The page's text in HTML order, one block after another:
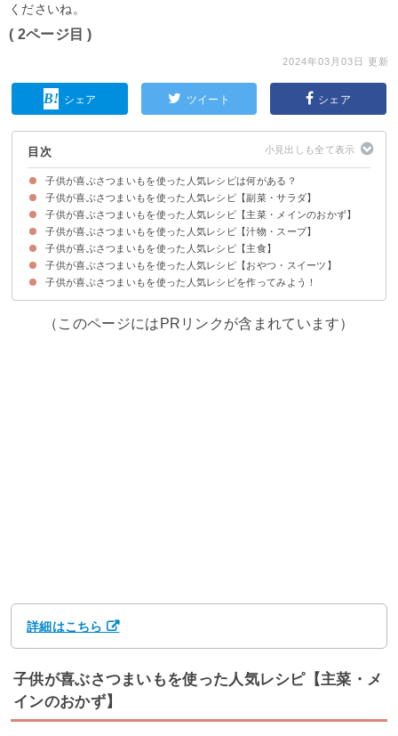
くださいね。
( 2ページ目 )
2024年03月03日 更新
シェア ツイート シェア
目次
子供が喜ぶさつまいもを使った人気レシピは何がある？
子供が喜ぶさつまいもを使った人気レシピ【副菜・サラダ】
①さつまいもとクリームチーズのサラダ
②豚肉とさつまいものきんぴら
③さつまいもの甘煮
④かぼちゃとさつまいものマヨサラダ
子供が喜ぶさつまいもを使った人気レシピ【主菜・メインのおかず】
①さつまいもとれんこんのごまドレ炒め
②さつまいものコロッケ
③さつまいもと鶏肉の照り焼き
④さつまいもと豚こまの甘辛炒め
子供が喜ぶさつまいもを使った人気レシピ【汁物・スープ】
①簡単に作れるさつまいものポタージュ
②具沢山な豆乳スープ
③さつまいもの味噌汁
④さつまいものコンソメスープ
⑤シーチキンとさつまいもの味噌汁
子供が喜ぶさつまいもを使った人気レシピ【主食】
①さつまいもご飯
②さつまいものクリームパスタ
③さつまいもの洋風炊き込みご飯
④さつまいものクリームドリア
子供が喜ぶさつまいもを使った人気レシピ【おやつ・スイーツ】
①保育園のさつまいもドーナツ
②スイートポテト
③さつまいもクッキー
④さつまいものプリンケーキ
⑤HMで簡単蒸しパン
子供が喜ぶさつまいもを使った人気レシピを作ってみよう！
（このページにはPRリンクが含まれています）
詳細はこちら
子供が喜ぶさつまいもを使った人気レシピ【主菜・メ
インのおかず】